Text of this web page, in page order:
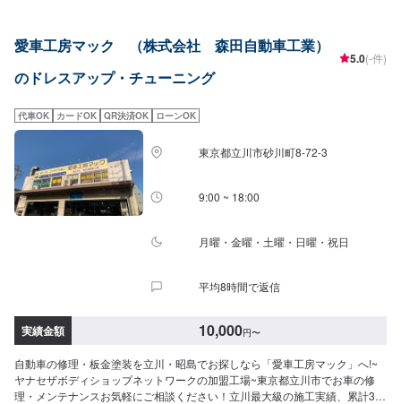
と、スムーズに対応が可能です。細かいご相談はご入庫時にお伺いいたしま
すので、お気軽にお越しください。【代車について】お車の作業中は代車を
ご利用ください。※代車の燃料代はお客様にご負担いただいております。※状
さい。【定休日・営業時間】定休日：日曜、祭日、第二土曜日営業時間：
8:30〜17:30※看板犬が事務所内におりますので、重度の犬アレルギーの方は
お気をつけください。また、お客様が来店なさった際に少し吠えることがご
ざいます。ご了承いただけますと幸いです。
愛車工房マック （株式会社 森田自動車工業）
のドレスアップ・チューニング
5.0(-件)
代車OK カードOK QR決済OK ローンOK
東京都立川市砂川町8-72-3
9:00 ~ 18:00
月曜・金曜・土曜・日曜・祝日
平均8時間で返信
実績金額 10,000円〜
自動車の修理・板金塗装を立川・昭島でお探しなら「愛車工房マック」へ!~
ヤナセザボディショップネットワークの加盟工場~東京都立川市でお車の修
理・メンテナンスお気軽にご相談ください！立川最大級の施工実績、累計3万